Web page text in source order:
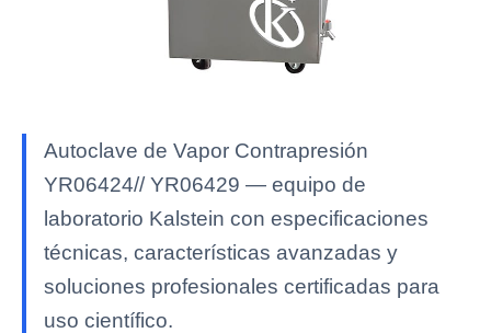
Autoclave de Vapor Contrapresión
YR06424// YR06429 — equipo de
laboratorio Kalstein con especificaciones
técnicas, características avanzadas y
soluciones profesionales certificadas para
uso científico.